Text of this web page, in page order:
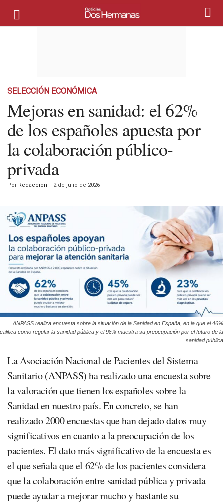
SELECCIÓN ECONÓMICA
Mejoras en sanidad: el 62%
de los españoles apuesta por
la colaboración público-
privada
Por Redacción - 2 de julio de 2026
ANPASS realiza encuesta sobre la situación de la Sanidad en España, en la que el 46%
califica como regular la sanidad pública y el 98% muestra su preocupación por el futuro de la
sanidad pública
La Asociación Nacional de Pacientes del Sistema
Sanitario (ANPASS) ha realizado una encuesta sobre
la valoración que tienen los españoles sobre la
Sanidad en nuestro país. En concreto, se han
realizado 2000 encuestas que han dejado datos muy
significativos en cuanto a la preocupación de los
pacientes. El dato más significativo de la encuesta es
el que señala que el 62% de los pacientes considera
que la colaboración entre sanidad pública y privada
puede ayudar a mejorar mucho y bastante su